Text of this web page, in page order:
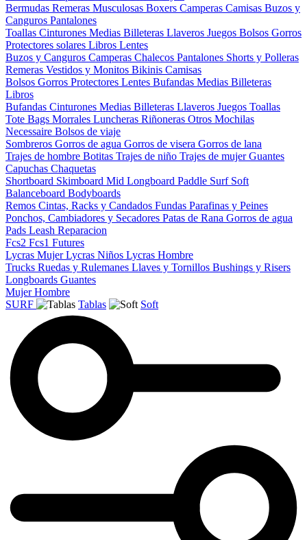
Bermudas Remeras Musculosas Boxers Camperas Camisas Buzos y
Canguros Pantalones
Toallas Cinturones Medias Billeteras Llaveros Juegos Bolsos Gorros
Protectores solares Libros Lentes
Buzos y Canguros Camperas Chalecos Pantalones Shorts y Polleras
Remeras Vestidos y Monitos Bikinis Camisas
Bolsos Gorros Protectores Lentes Bufandas Medias Billeteras
Libros
Bufandas Cinturones Medias Billeteras Llaveros Juegos Toallas
Tote Bags Morrales Luncheras Riñoneras Otros Mochilas
Necessaire Bolsos de viaje
Sombreros Gorros de agua Gorros de visera Gorros de lana
Trajes de hombre Botitas Trajes de niño Trajes de mujerGuantes
Capuchas Chaquetas
Shortboard Skimboard Mid Longboard Paddle Surf Soft
Balanceboard Bodyboards
Remos Cintas, Racks y Candados Fundas Parafinas y Peines
Ponchos, Cambiadores y Secadores Patas de Rana Gorros de agua
Pads Leash Reparacion
Fcs2 Fcs1 Futures
Lycras MujerLycras Niños Lycras Hombre
Trucks Ruedas y Rulemanes Llaves y Tornillos Bushings y Risers
Longboards Guantes
MujerHombre
SURF
Tablas Soft